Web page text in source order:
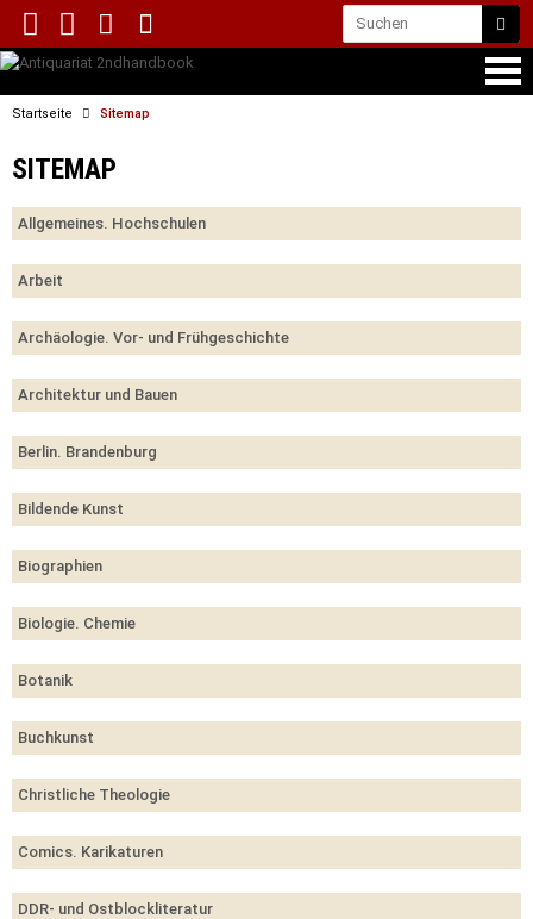
Startseite Sitemap
SITEMAP
Allgemeines. Hochschulen
Arbeit
Archäologie. Vor- und Frühgeschichte
Architektur und Bauen
Berlin. Brandenburg
Bildende Kunst
Biographien
Biologie. Chemie
Botanik
Buchkunst
Christliche Theologie
Comics. Karikaturen
DDR- und Ostblockliteratur